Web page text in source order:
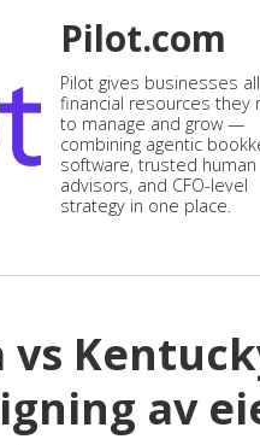
Pilot.com
Pilot gives businesses
financial resources they
to manage and grow —
combining agentic
software, trusted human
advisors, and CFO-level
strategy in one place.
vs
av